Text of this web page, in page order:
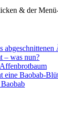
& der
abgeschnittenen
– was nun?
eine Baobab-